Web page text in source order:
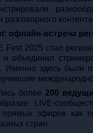
разговорного
офлайн-встреча
Fest 2025 стал
и объединил
Именно здесь были
более 200
LIVE-
прямых эфиров как
стран.